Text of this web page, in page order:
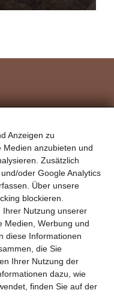
Anzeigen zu
anzubieten und
Zusätzlich
oder Google Analytics
Über unsere
blockieren.
Nutzung unserer
Medien, Werbung und
diese Informationen
die Sie
Ihrer Nutzung der
dazu, wie
finden Sie auf der